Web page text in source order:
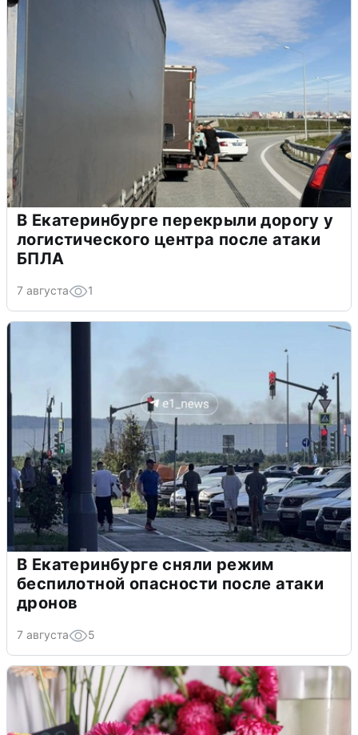
В Екатеринбурге перекрыли дорогу у
логистического центра после атаки
БПЛА
7 августа 1
В Екатеринбурге сняли режим
беспилотной опасности после атаки
дронов
7 августа 5